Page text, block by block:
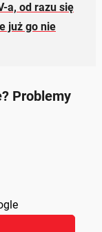
a, od razu się
już go nie
Problemy